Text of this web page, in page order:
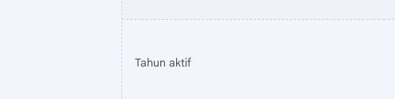
Tahun aktif